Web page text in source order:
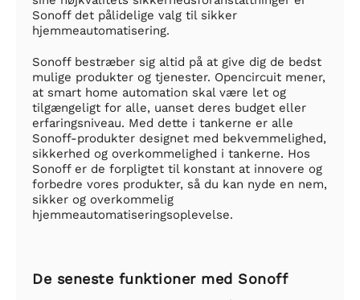
Sonoff det pålidelige valg til sikker
hjemmeautomatisering.
Sonoff bestræber sig altid på at give dig de bedst
mulige produkter og tjenester. Opencircuit mener,
at smart home automation skal være let og
tilgængeligt for alle, uanset deres budget eller
erfaringsniveau. Med dette i tankerne er alle
Sonoff-produkter designet med bekvemmelighed,
sikkerhed og overkommelighed i tankerne. Hos
Sonoff er de forpligtet til konstant at innovere og
forbedre vores produkter, så du kan nyde en nem,
sikker og overkommelig
hjemmeautomatiseringsoplevelse.
De seneste funktioner med Sonoff